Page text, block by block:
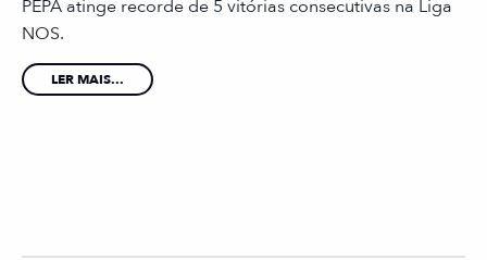
PEPA atinge recorde de 5 vitórias consecutivas na Liga
NOS.
LER MAIS...